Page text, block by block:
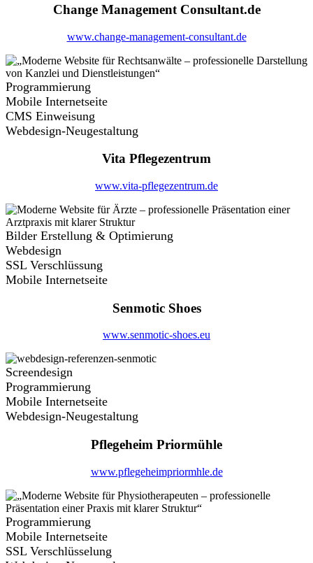
Change Management Consultant.de
www.change-management-consultant.de
Programmierung
Mobile Internetseite
CMS Einweisung
Webdesign-Neugestaltung
Vita Pflegezentrum
www.vita-pflegezentrum.de
Bilder Erstellung & Optimierung
Webdesign
SSL Verschlüssung
Mobile Internetseite
Senmotic Shoes
www.senmotic-shoes.eu
Screendesign
Programmierung
Mobile Internetseite
Webdesign-Neugestaltung
Pflegeheim Priormühle
www.pflegeheimpriormhle.de
Programmierung
Mobile Internetseite
SSL Verschlüsselung